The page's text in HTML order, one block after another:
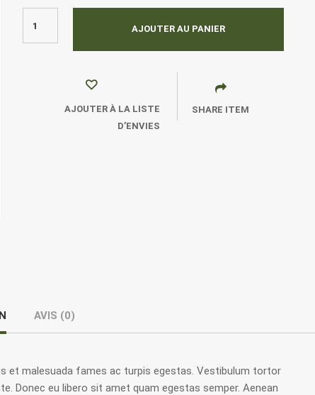
AJOUTER AU PANIER
AJOUTER À LA LISTE
D’ENVIES
SHARE ITEM
AVIS (0)
et malesuada fames ac turpis egestas. Vestibulum tortor
Donec eu libero sit amet quam egestas semper. Aenean